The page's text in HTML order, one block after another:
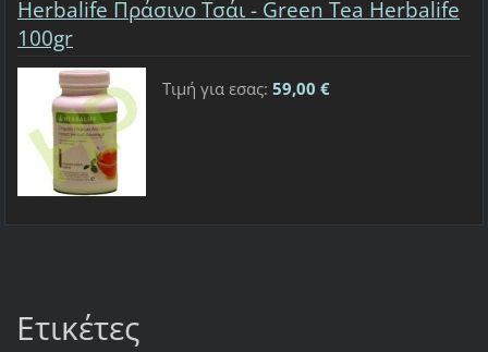
Herbalife Πράσινο Τσάι - Green Tea Herbalife
100gr
Τιμή για εσας: 59,00 €
Ετικέτες